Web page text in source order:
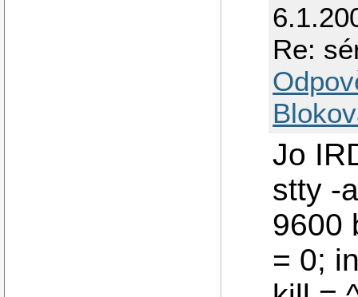
Re:
Jo
stty -
9600
= 0;